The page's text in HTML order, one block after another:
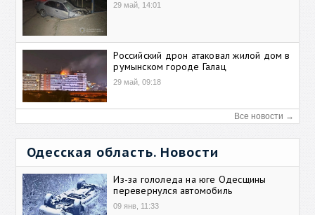
29 май, 14:01
Российский дрон атаковал жилой дом в
румынском городе Галац
29 май, 09:18
Все новости →
Одесская область. Новости
Из-за гололеда на юге Одесщины
перевернулся автомобиль
09 янв, 11:33